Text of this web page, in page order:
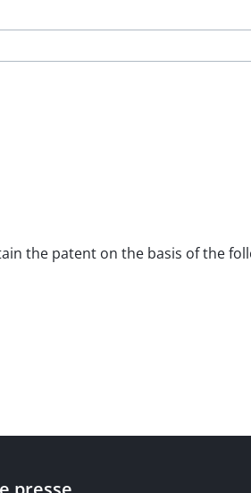
the patent on the basis of the